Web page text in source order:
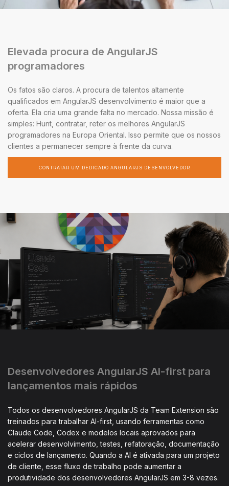
Elevada procura de AngularJS
programadores
Os fatos são claros. A procura de talentos altamente
qualificados em AngularJS desenvolvimento é maior que a
oferta. Ela cria uma grande falta no mercado. Nossa missão é
simples: Hunt, contratar, reter os melhores AngularJS
programadores na Europa Oriental. Isso permite que os nossos
clientes a permanecer sempre à frente da curva.
CONTRATAR UM DEDICADO ANGULARJS DESENVOLVEDOR
Desenvolvedores AngularJS AI-first para
lançamentos mais rápidos
Todos os desenvolvedores AngularJS da Team Extension são
treinados para trabalhar AI-first, usando ferramentas como
Claude Code, Codex e modelos locais aprovados para
acelerar desenvolvimento, testes, refatoração, documentação
e ciclos de lançamento. Quando a AI é ativada para um projeto
de cliente, esse fluxo de trabalho pode aumentar a
produtividade dos desenvolvedores AngularJS em 3-8 vezes.